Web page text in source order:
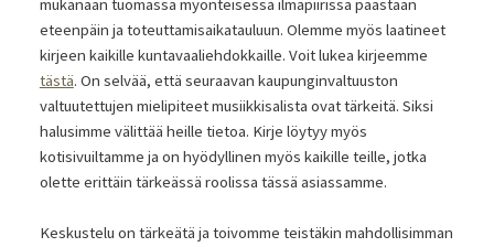
mukanaan tuomassa myönteisessä ilmapiirissä päästään
eteenpäin ja toteuttamisaikatauluun. Olemme myös laatineet
kirjeen kaikille kuntavaaliehdokkaille. Voit lukea kirjeemme
tästä. On selvää, että seuraavan kaupunginvaltuuston
valtuutettujen mielipiteet musiikkisalista ovat tärkeitä. Siksi
halusimme välittää heille tietoa. Kirje löytyy myös
kotisivuiltamme ja on hyödyllinen myös kaikille teille, jotka
olette erittäin tärkeässä roolissa tässä asiassamme.
Keskustelu on tärkeätä ja toivomme teistäkin mahdollisimman